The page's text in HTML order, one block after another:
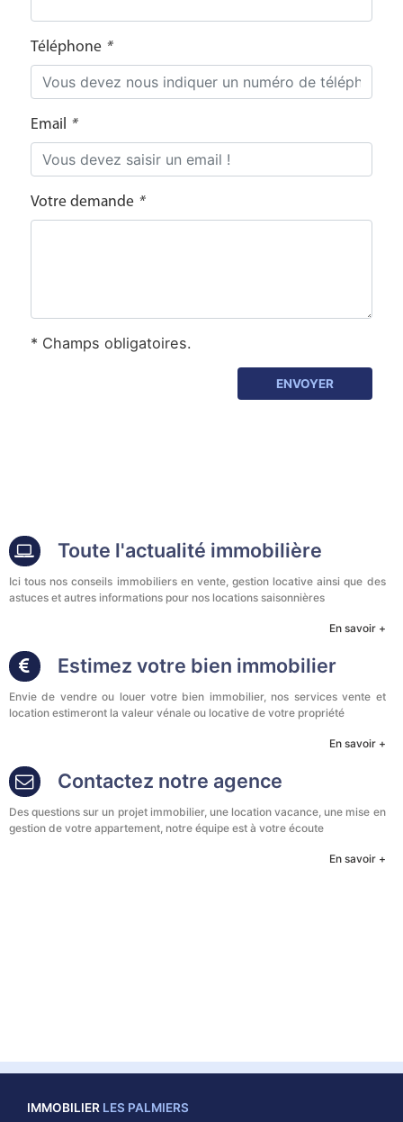
Téléphone *
Email *
Votre demande *
* Champs obligatoires.
ENVOYER
Toute l'actualité immobilière
Ici tous nos conseils immobiliers en vente, gestion locative ainsi que des
astuces et autres informations pour nos locations saisonnières
En savoir +
Estimez votre bien immobilier
Envie de vendre ou louer votre bien immobilier, nos services vente et
location estimeront la valeur vénale ou locative de votre propriété
En savoir +
Contactez notre agence
Des questions sur un projet immobilier, une location vacance, une mise en
gestion de votre appartement, notre équipe est à votre écoute
En savoir +
IMMOBILIER LES PALMIERS